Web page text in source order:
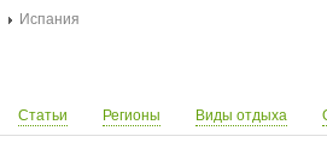
Испания
Статьи Регионы Виды отдыха